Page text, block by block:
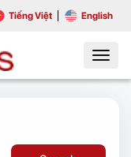
Tiếng Việt English